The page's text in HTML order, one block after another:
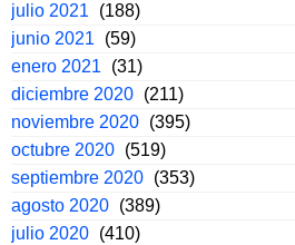
julio 2021
(188)
junio 2021
(59)
enero 2021
(31)
diciembre 2020 (211)
noviembre 2020 (395)
octubre 2020 (519)
septiembre 2020 (353)
agosto 2020 (389)
julio 2020 (410)